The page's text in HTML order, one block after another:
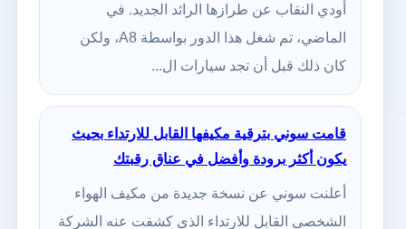
أودي النقاب عن طرازها الرائد الجديد. في
الماضي، تم شغل هذا الدور بواسطة A8، ولكن
كان ذلك قبل أن تجد سيارات ال...
قامت سوني بترقية مكيفها القابل للارتداء بحيث
يكون أكثر برودة وأفضل في عناق رقبتك
أعلنت سوني عن نسخة جديدة من مكيف الهواء
الشخصي القابل للارتداء الذي كشفت عنه الشركة